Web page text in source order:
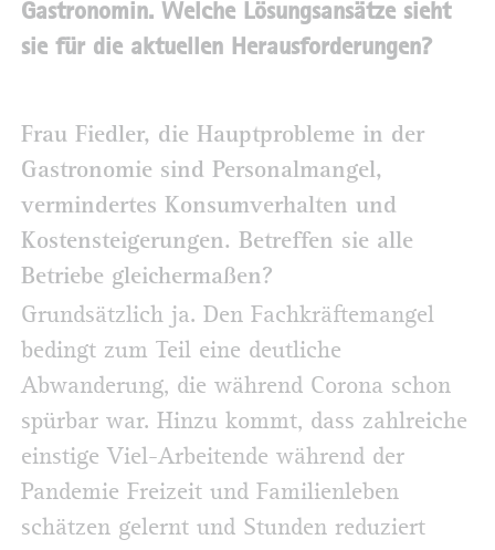
Gastronomin. Welche Lösungsansätze sieht
sie für die aktuellen Herausforderungen?
Frau Fiedler, die Hauptprobleme in der
Gastronomie sind Personalmangel,
vermindertes Konsumverhalten und
Kostensteigerungen. Betreffen sie alle
Betriebe gleichermaßen?
Grundsätzlich ja. Den Fachkräftemangel
bedingt zum Teil eine deutliche
Abwanderung, die während Corona schon
spürbar war. Hinzu kommt, dass zahlreiche
einstige Viel-Arbeitende während der
Pandemie Freizeit und Familienleben
schätzen gelernt und Stunden reduziert